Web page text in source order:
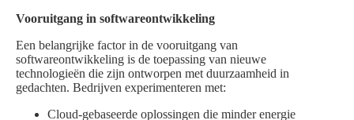
Vooruitgang in softwareontwikkeling
Een belangrijke factor in de vooruitgang van
softwareontwikkeling is de toepassing van nieuwe
technologieën die zijn ontworpen met duurzaamheid in
gedachten. Bedrijven experimenteren met:
Cloud-gebaseerde oplossingen die minder energie